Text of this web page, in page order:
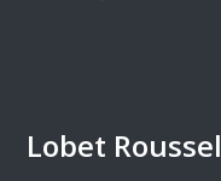
Lobet Roussel